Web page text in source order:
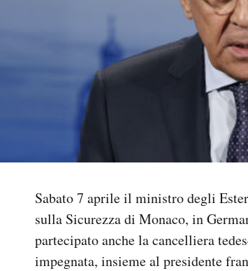
Sabato 7 aprile il ministro degli
sulla Sicurezza di Monaco, in
partecipato anche la cancelliera
impegnata, insieme al presidente